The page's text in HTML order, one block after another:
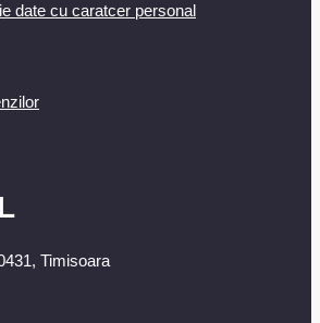
date cu caratcer personal
Timisoara